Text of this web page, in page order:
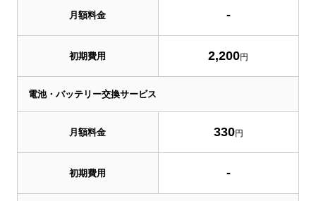
月額料金 -
初期費用 2,200円
電池・バッテリー交換サービス
月額料金 330円
初期費用 -